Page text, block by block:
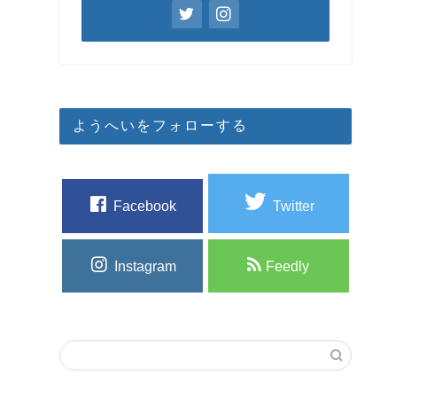
ようへいをフォローする
Facebook Twitter
Instagram Feedly